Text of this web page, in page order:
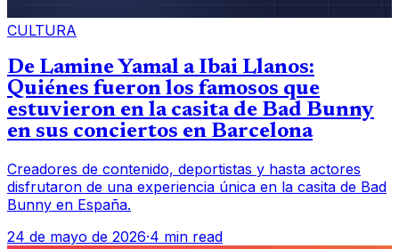
CULTURA
De Lamine Yamal a Ibai Llanos:
Quiénes fueron los famosos que
estuvieron en la casita de Bad Bunny
en sus conciertos en Barcelona
Creadores de contenido, deportistas y hasta actores
disfrutaron de una experiencia única en la casita de Bad
Bunny en España.
24 de mayo de 2026·4 min read